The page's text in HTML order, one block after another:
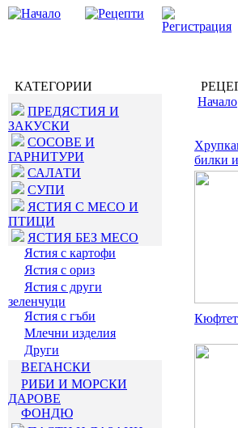
КАТЕГОРИИ
ПРЕДЯСТИЯ И
ЗАКУСКИ
СОСОВЕ И
ГАРНИТУРИ
САЛАТИ
СУПИ
ЯСТИЯ С МЕСО И
ПТИЦИ
ЯСТИЯ БЕЗ МЕСО
Ястия с картофи
Ястия с ориз
Ястия с други
зеленчуци
Ястия с гъби
Млечни изделия
Други
ВЕГАНСКИ
РИБИ И МОРСКИ
ДАРОВЕ
ФОНДЮ
Начало
билки